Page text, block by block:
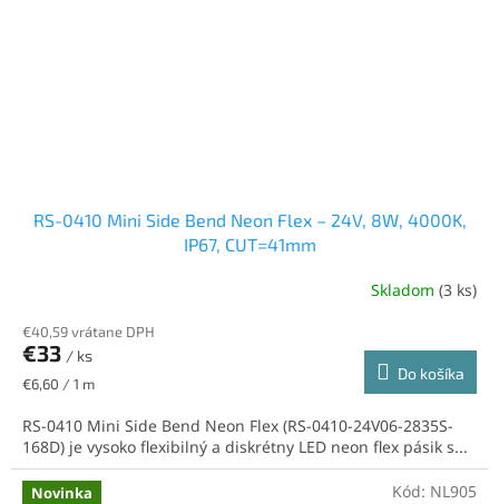
RS-0410 Mini Side Bend Neon Flex – 24V, 8W, 4000K,
IP67, CUT=41mm
Skladom (3 ks)
€40,59 vrátane DPH
€33 / ks
Jednotková
€6,60 / 1 m
Do košíka
RS-0410 Mini Side Bend Neon Flex (RS-0410-24V06-2835S-
168D) je vysoko flexibilný a diskrétny LED neon flex pásik s...
Novinka Kód: NL905